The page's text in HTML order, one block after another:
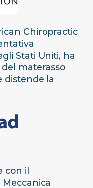
Chiropractic
Stati Uniti, ha
materasso
distende la
con il